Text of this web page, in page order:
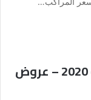
افضل المراكب النيلية المتحركة 2020 – عروض